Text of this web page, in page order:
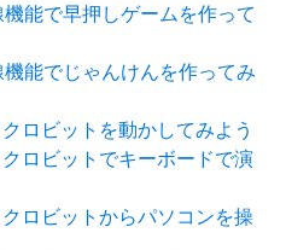
能で早押しゲームを作って
能でじゃんけんを作ってみ
ロビットを動かしてみよう
ロビットでキーボードで演
ロビットからパソコンを操